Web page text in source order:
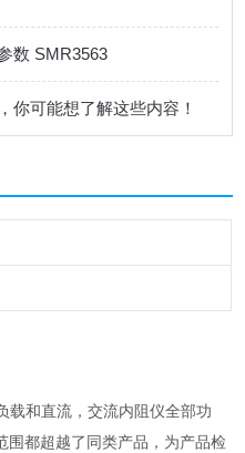
数 SMR3563
你可能想了解这些内容！
载和直流，交流内阻仪全部功
围都超越了同类产品，为产品检